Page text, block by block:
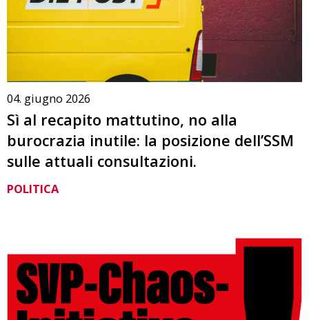
04. giugno 2026
Sì al recapito mattutino, no alla
burocrazia inutile: la posizione dell’SSM
sulle attuali consultazioni.
POLITICA